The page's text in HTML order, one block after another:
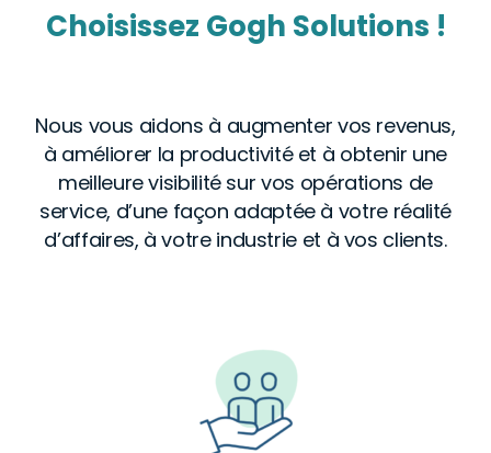
Choisissez Gogh Solutions !
Nous vous aidons à augmenter vos revenus,
à améliorer la productivité et à obtenir une
meilleure visibilité sur vos opérations de
service, d’une façon adaptée à votre réalité
d’affaires, à votre industrie et à vos clients.